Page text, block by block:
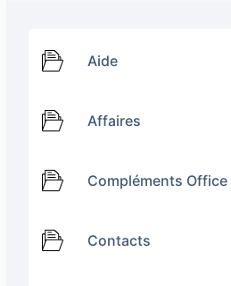
Aide
Affaires
Compléments Office
Contacts